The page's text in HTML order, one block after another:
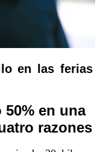
en las ferias
en una
razones